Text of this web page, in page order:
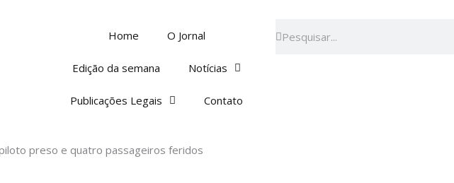
Home O Jornal
Edição da semana Notícias
Publicações Legais Contato
preso e quatro passageiros feridos